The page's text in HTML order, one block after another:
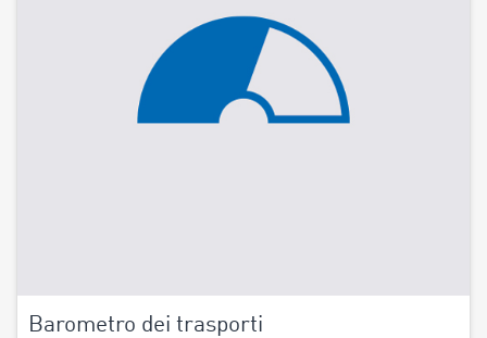
Barometro dei trasporti